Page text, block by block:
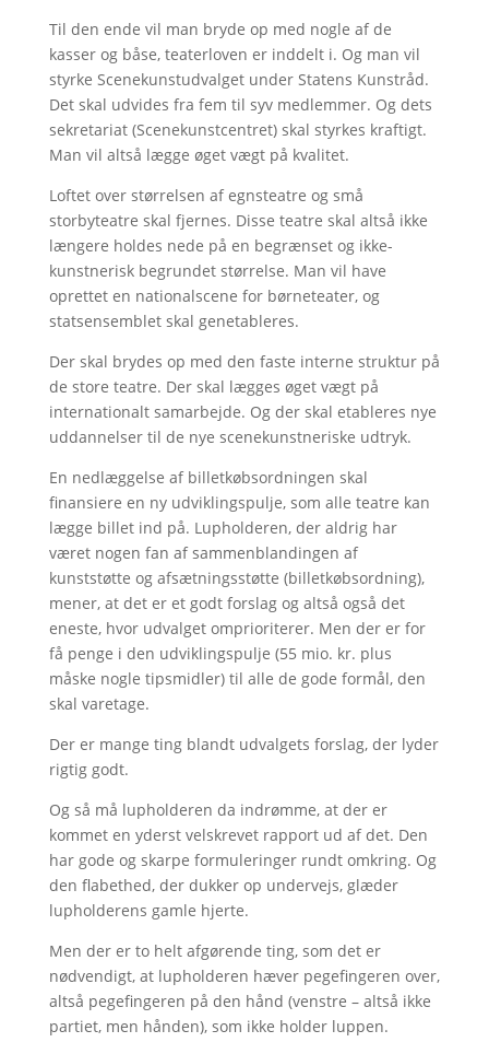
Til den ende vil man bryde op med nogle af de
kasser og båse, teaterloven er inddelt i. Og man vil
styrke Scenekunstudvalget under Statens Kunstråd.
Det skal udvides fra fem til syv medlemmer. Og dets
sekretariat (Scenekunstcentret) skal styrkes kraftigt.
Man vil altså lægge øget vægt på kvalitet.
Loftet over størrelsen af egnsteatre og små
storbyteatre skal fjernes. Disse teatre skal altså ikke
længere holdes nede på en begrænset og ikke-
kunstnerisk begrundet størrelse. Man vil have
oprettet en nationalscene for børneteater, og
statsensemblet skal genetableres.
Der skal brydes op med den faste interne struktur på
de store teatre. Der skal lægges øget vægt på
internationalt samarbejde. Og der skal etableres nye
uddannelser til de nye scenekunstneriske udtryk.
En nedlæggelse af billetkøbsordningen skal
finansiere en ny udviklingspulje, som alle teatre kan
lægge billet ind på. Lupholderen, der aldrig har
været nogen fan af sammenblandingen af
kunststøtte og afsætningsstøtte (billetkøbsordning),
mener, at det er et godt forslag og altså også det
eneste, hvor udvalget omprioriterer. Men der er for
få penge i den udviklingspulje (55 mio. kr. plus
måske nogle tipsmidler) til alle de gode formål, den
skal varetage.
Der er mange ting blandt udvalgets forslag, der lyder
rigtig godt.
Og så må lupholderen da indrømme, at der er
kommet en yderst velskrevet rapport ud af det. Den
har gode og skarpe formuleringer rundt omkring. Og
den flabethed, der dukker op undervejs, glæder
lupholderens gamle hjerte.
Men der er to helt afgørende ting, som det er
nødvendigt, at lupholderen hæver pegefingeren over,
altså pegefingeren på den hånd (venstre – altså ikke
partiet, men hånden), som ikke holder luppen.